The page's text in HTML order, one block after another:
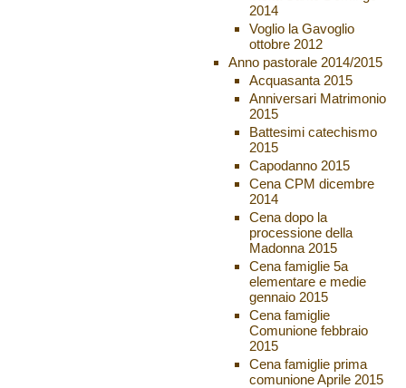
2014
Voglio la Gavoglio
ottobre 2012
Anno pastorale 2014/2015
Acquasanta 2015
Anniversari Matrimonio
2015
Battesimi catechismo
2015
Capodanno 2015
Cena CPM dicembre
2014
Cena dopo la
processione della
Madonna 2015
Cena famiglie 5a
elementare e medie
gennaio 2015
Cena famiglie
Comunione febbraio
2015
Cena famiglie prima
comunione Aprile 2015